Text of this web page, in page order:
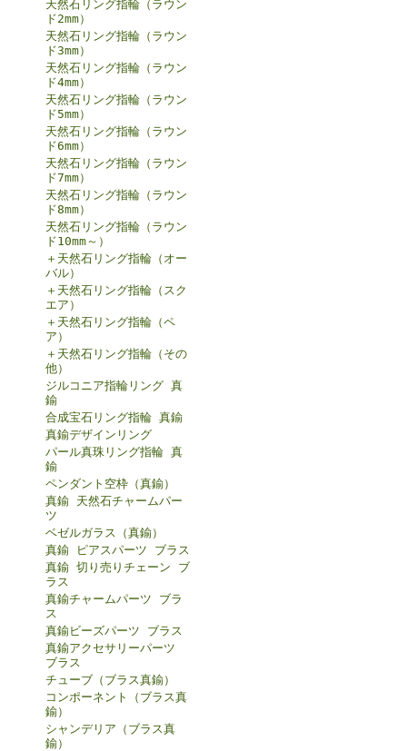
天然石リング指輪（ラウン
ド2mm）
天然石リング指輪（ラウン
ド3mm）
天然石リング指輪（ラウン
ド4mm）
天然石リング指輪（ラウン
ド5mm）
天然石リング指輪（ラウン
ド6mm）
天然石リング指輪（ラウン
ド7mm）
天然石リング指輪（ラウン
ド8mm）
天然石リング指輪（ラウン
ド10mm～）
＋天然石リング指輪（オー
バル）
＋天然石リング指輪（スク
エア）
＋天然石リング指輪（ペ
ア）
＋天然石リング指輪（その
他）
ジルコニア指輪リング 真
鍮
合成宝石リング指輪 真鍮
真鍮デザインリング
パール真珠リング指輪 真
鍮
ペンダント空枠（真鍮）
真鍮 天然石チャームパー
ツ
ベゼルガラス（真鍮）
真鍮 ピアスパーツ ブラス
真鍮 切り売りチェーン ブ
ラス
真鍮チャームパーツ ブラ
ス
真鍮ビーズパーツ ブラス
真鍮アクセサリーパーツ
ブラス
チューブ（ブラス真鍮）
コンポーネント（ブラス真
鍮）
シャンデリア（ブラス真
鍮）